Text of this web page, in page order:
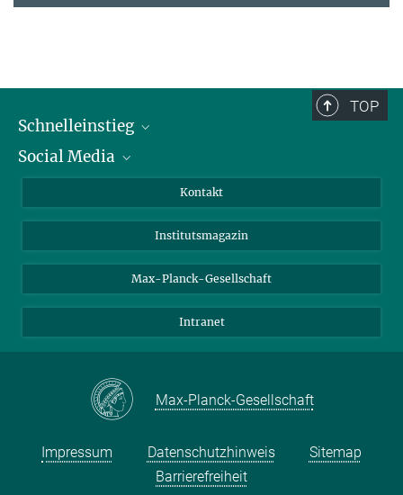
TOP
Schnelleinstieg
Alumni
Schulen
Studierende
Social Media
Facebook
YouTube
Kontakt
Institutsmagazin
Max-Planck-Gesellschaft
Intranet
Max-Planck-Gesellschaft
Impressum Datenschutzhinweis
Sitemap
Barrierefreiheit